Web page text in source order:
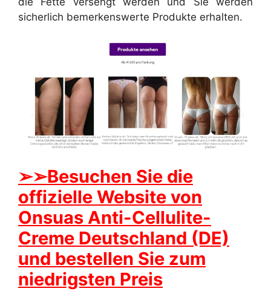
sicherlich bemerkenswerte Produkte erhalten.
➢➢Besuchen Sie die
offizielle Website von
Onsuas Anti-Cellulite-
Creme Deutschland (DE)
und bestellen Sie zum
niedrigsten Preis